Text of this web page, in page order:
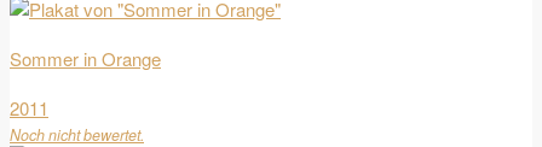
Sommer in Orange
2011
Noch nicht bewertet.